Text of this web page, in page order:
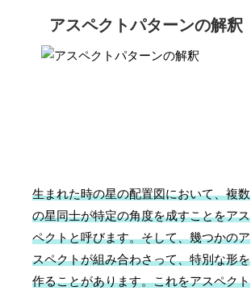
アスペクトパターンの解釈
生まれた時の星の配置図において、複数
の星同士が特定の角度を成すことをアス
ペクトと呼びます。そして、幾つかのア
スペクトが組み合わさって、特別な形を
作ることがあります。これをアスペクト